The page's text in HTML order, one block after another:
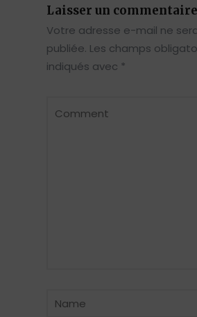
Laisser un commentaire
Votre adresse e-mail ne
publiée. Les champs
indiqués avec *